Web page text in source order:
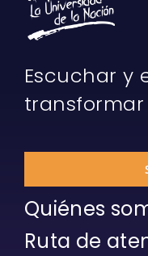
Escuchar y
transformar
Quiénes
Ruta de